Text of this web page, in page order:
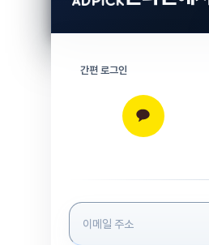
간편 로그인
로그인 정보 입력